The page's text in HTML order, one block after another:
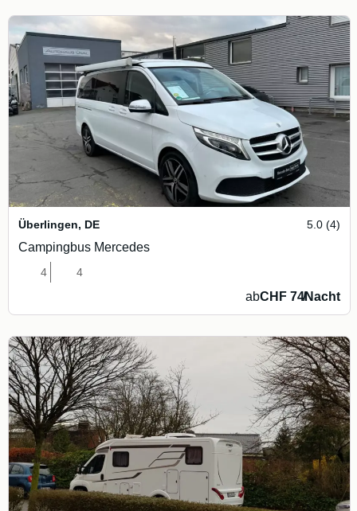
Überlingen, DE 5.0 (4)
Campingbus Mercedes
4 4
abCHF 74/Nacht